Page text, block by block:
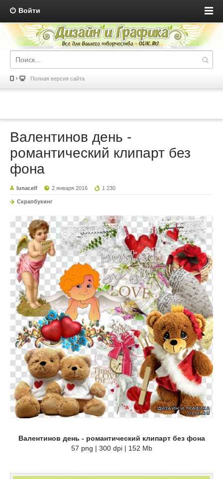
Войти
Полная версия сайта
Валентинов день -
романтический клипарт без
фона
lunar.elf 2 января 2016 1 230
Скрапбукинг
Валентинов день - романтический клипарт без фона
57 png | 300 dpi | 152 Mb